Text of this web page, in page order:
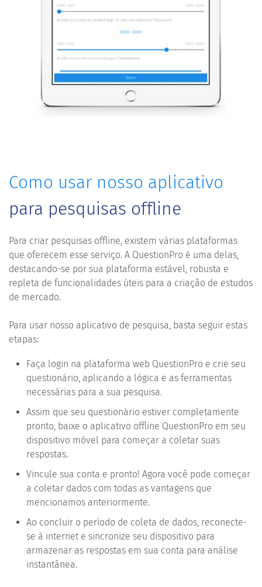
Como usar nosso aplicativo
para pesquisas offline
Para criar pesquisas offline, existem várias plataformas
que oferecem esse serviço. A QuestionPro é uma delas,
destacando-se por sua plataforma estável, robusta e
repleta de funcionalidades úteis para a criação de estudos
de mercado.
Para usar nosso aplicativo de pesquisa, basta seguir estas
etapas:
Faça login na plataforma web QuestionPro e crie seu
questionário, aplicando a lógica e as ferramentas
necessárias para a sua pesquisa.
Assim que seu questionário estiver completamente
pronto, baixe o aplicativo offline QuestionPro em seu
dispositivo móvel para começar a coletar suas
respostas.
Vincule sua conta e pronto! Agora você pode começar
a coletar dados com todas as vantagens que
mencionamos anteriormente.
Ao concluir o período de coleta de dados, reconecte-
se à internet e sincronize seu dispositivo para
armazenar as respostas em sua conta para análise
instantânea.